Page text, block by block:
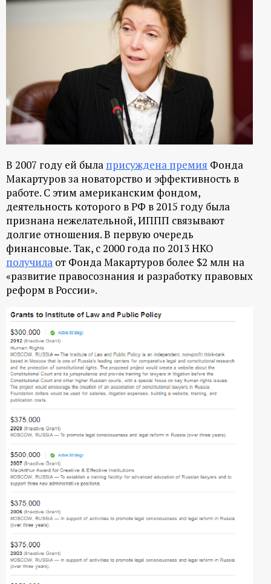
В 2007 году ей была присуждена премия Фонда
Макартуров за новаторство и эффективность в
работе. С этим американским фондом,
деятельность которого в РФ в 2015 году была
признана нежелательной, ИППП связывают
долгие отношения. В первую очередь
финансовые. Так, с 2000 года по 2013 НКО
получила от Фонда Макартуров более $2 млн на
«развитие правосознания и разработку правовых
реформ в России».